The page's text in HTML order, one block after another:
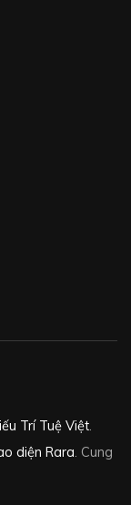
Trí Tuệ Việt
diện Rara . Cung